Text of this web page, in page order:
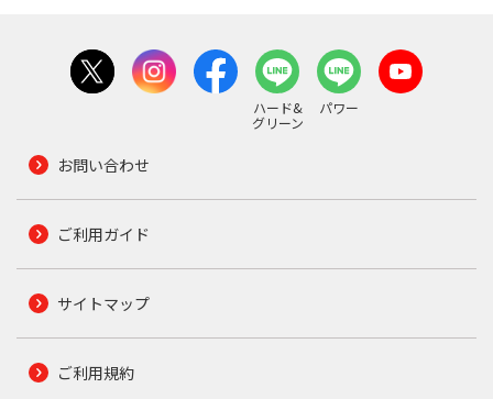
ハード&
グリーン
パワー
お問い合わせ
ご利用ガイド
サイトマップ
ご利用規約